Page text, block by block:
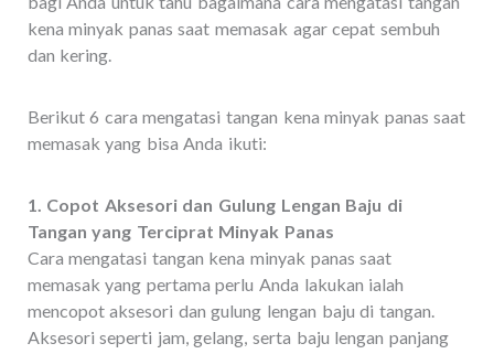
kena minyak panas saat memasak agar cepat sembuh
dan kering.
Berikut 6 cara mengatasi tangan kena minyak panas saat
memasak yang bisa Anda ikuti:
1. Copot Aksesori dan Gulung Lengan Baju di
Tangan yang Terciprat Minyak Panas
Cara mengatasi tangan kena minyak panas saat
memasak yang pertama perlu Anda lakukan ialah
mencopot aksesori dan gulung lengan baju di tangan.
Aksesori seperti jam, gelang, serta baju lengan panjang